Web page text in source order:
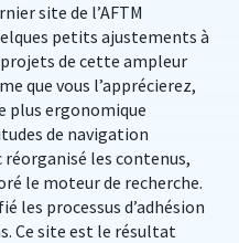
site de l’AFTM
petits ajustements à
de cette ampleur
que vous l’apprécierez,
plus ergonomique
de navigation
réorganisé les contenus,
le moteur de recherche.
les processus d’adhésion
Ce site est le résultat